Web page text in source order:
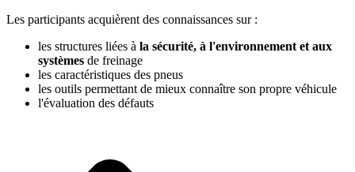
Les participants acquièrent des connaissances sur :
les structures liées à la sécurité, à l'environnement et aux
systèmes de freinage
les caractéristiques des pneus
les outils permettant de mieux connaître son propre véhicule
l'évaluation des défauts